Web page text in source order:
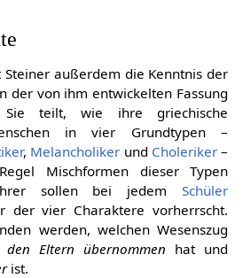
außerdem die Kenntnis der
der von ihm entwickelten Fassung
Sie teilt, wie ihre griechische
in vier Grundtypen –
, Melancholiker und Choleriker–
Mischformen dieser Typen
sollen bei jedemSchüler
der vier Charaktere vorherrscht.
werden, welchen Wesenszug
den Eltern übernommen hat und
ist.